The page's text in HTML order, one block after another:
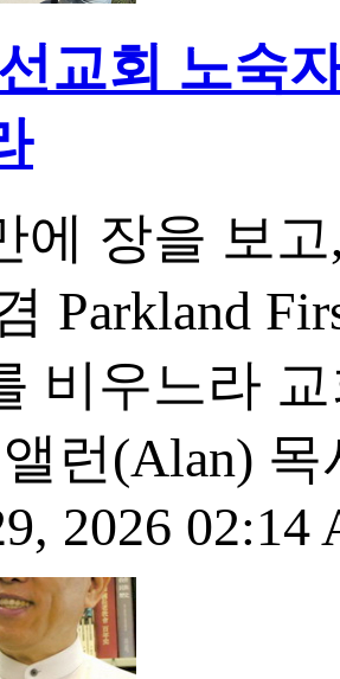
교회 노숙
에 장을 보
Parkland
비우느라
런(Alan)
2026 02:14